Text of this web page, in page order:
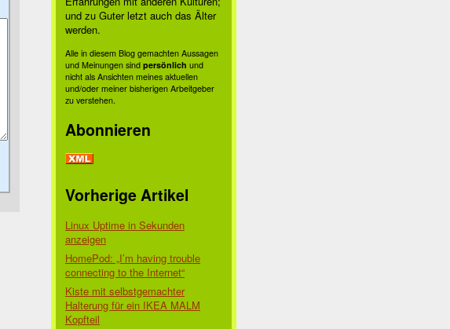
und zu Guter letzt auch das Älter
werden.
Alle in diesem Blog gemachten Aussagen
und Meinungen sind persönlich und
nicht als Ansichten meines aktuellen
und/oder meiner bisherigen Arbeitgeber
zu verstehen.
Abonnieren
Vorherige Artikel
Linux Uptime in Sekunden
anzeigen
HomePod: „I’m having trouble
connecting to the Internet“
Kiste mit selbstgemachter
Halterung für ein IKEA MALM
Kopfteil